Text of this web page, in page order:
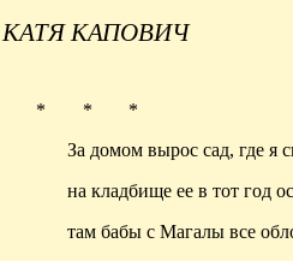
КАТЯ КАПОВИЧ
* * *
За домом вырос сад, где я
на кладбище ее в тот год
там бабы с Магалы все